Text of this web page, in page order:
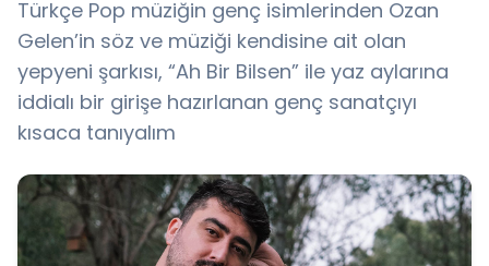
Türkçe Pop müziğin genç isimlerinden Ozan
Gelen’in söz ve müziği kendisine ait olan
yepyeni şarkısı, “Ah Bir Bilsen” ile yaz aylarına
iddialı bir girişe hazırlanan genç sanatçıyı
kısaca tanıyalım